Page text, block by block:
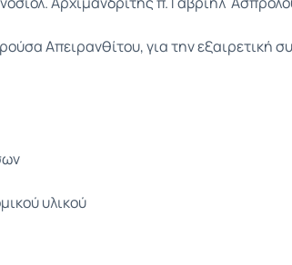
Απειρανθίτου, για την εξαιρετική
υλικού